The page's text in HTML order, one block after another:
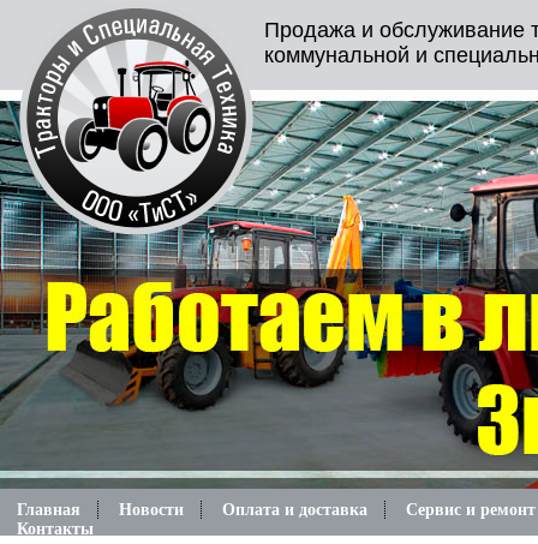
Продажа и обслуживание
коммунальной и
Главная Новости Оплата и доставка
Сервис и ремонт
Контакты